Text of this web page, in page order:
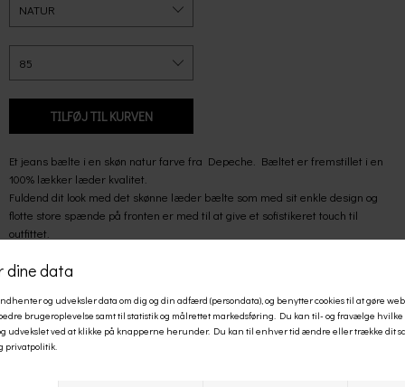
Et jeans bælte i en skøn natur farve fra Depeche. Bæltet erfremstillet i en
100% lækker læder kvalitet.
Fuldend dit look med det skønne læder bælte som med sit enkle design og
flotte store spænde på fronten er med til at give et sofistikeret touch til
outfittet.
Et bælte er ikke kun en praktisk genstand, men også en vigtig accessoires,
med til at fremhæve ens figur og kan både bruges til et par smarte jeans,
men også over en kjole.
3,8 cm